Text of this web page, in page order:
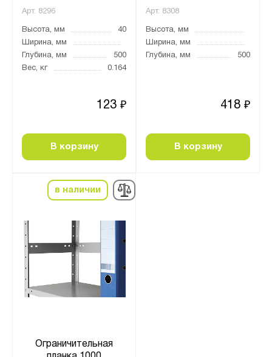
Арт. 8296
Высота, мм
40
Ширина, мм
Глубина, мм
500
Вес, кг
0.164
123 ₽
В корзину
Арт. 8308
Высота, мм
Ширина, мм
Глубина, мм
500
418 ₽
В корзину
в наличии
Ограничительная